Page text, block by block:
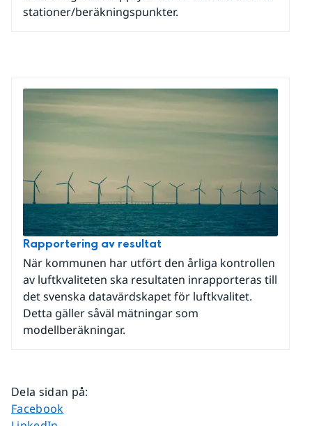
stationer/beräkningspunkter.
Rapportering av resultat
När kommunen har utfört den årliga kontrollen
av luftkvaliteten ska resultaten inrapporteras till
det svenska datavärdskapet för luftkvalitet.
Detta gäller såväl mätningar som
modellberäkningar.
Dela sidan på:
Dela sidan på
Facebook